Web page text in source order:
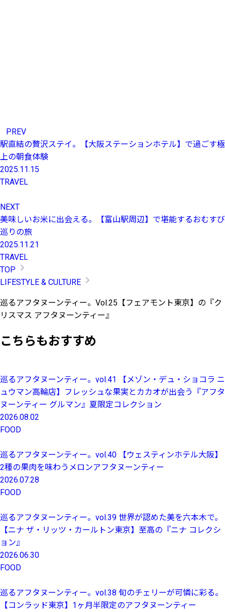
PREV
駅直結の贅沢ステイ。【大阪ステーションホテル】で過ごす極
上の朝食体験
2025.11.15
TRAVEL
NEXT
美味しいお米に出会える。【富山駅周辺】で堪能するおむすび
巡りの旅
2025.11.21
TRAVEL
TOP
LIFESTYLE & CULTURE
巡るアフタヌーンティー。Vol.25【フェアモント東京】の『ク
リスマス アフタヌーンティー』
こちらもおすすめ
巡るアフタヌーンティー。vol.41 【メゾン・デュ・ショコラ ニ
ュウマン高輪店】フレッシュな果実とカカオが出会う『アフタ
ヌーンティー グルマン』夏限定コレクション
2026.08.02
FOOD
巡るアフタヌーンティー。vol.40 【ウェスティンホテル大阪】
2種の果肉を味わうメロンアフタヌーンティー
2026.07.28
FOOD
巡るアフタヌーンティー。vol.39 世界が認めた美を六本木で。
【ニナ ザ・リッツ・カールトン東京】至高の『ニナ コレクシ
ョン』
2026.06.30
FOOD
巡るアフタヌーンティー。vol.38 旬のチェリーが可憐に彩る。
【コンラッド東京】1ヶ月半限定のアフタヌーンティー